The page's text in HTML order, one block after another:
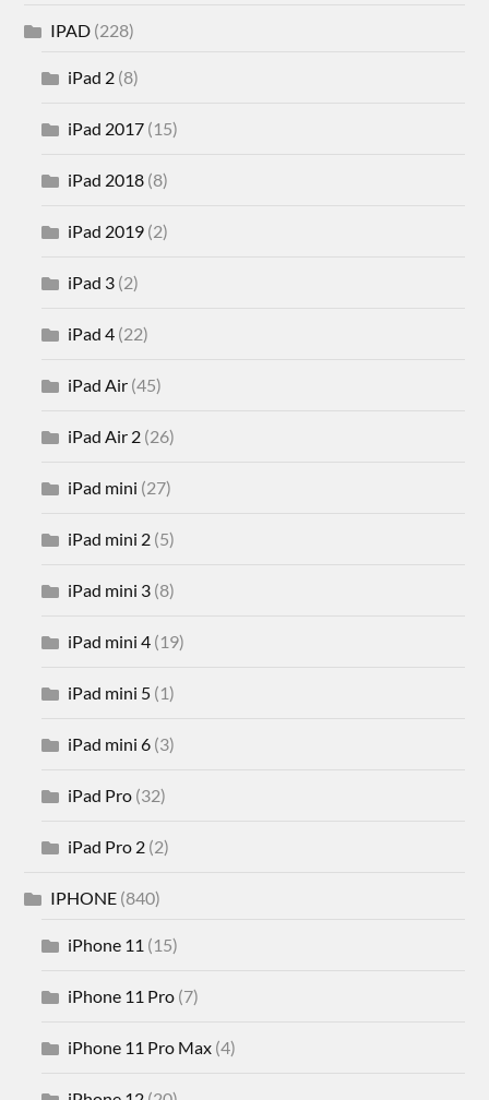
IPAD (228)
iPad 2 (8)
iPad 2017 (15)
iPad 2018 (8)
iPad 2019 (2)
iPad 3 (2)
iPad 4 (22)
iPad Air (45)
iPad Air 2 (26)
iPad mini (27)
iPad mini 2 (5)
iPad mini 3 (8)
iPad mini 4 (19)
iPad mini 5 (1)
iPad mini 6 (3)
iPad Pro (32)
iPad Pro 2 (2)
IPHONE (840)
iPhone 11 (15)
iPhone 11 Pro (7)
iPhone 11 Pro Max (4)